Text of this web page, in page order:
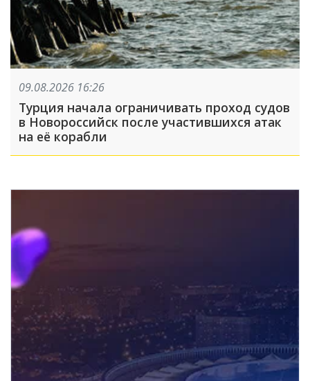
09.08.2026 16:26
Турция начала ограничивать проход судов
в Новороссийск после участившихся атак
на её корабли